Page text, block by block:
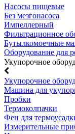
Насосы пищевые
Без мезгонасоса
Импеллерный
Фильтрационное
Бутылкомоечные
Оборудование для
Укупорочное
Укупорочное
Машина для
Пробки
Термоколпачки
Фен для
Измерительные